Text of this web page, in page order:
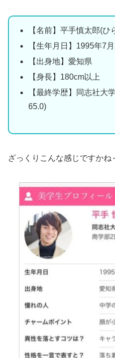
【名前】平手慎太郎(
【生年月日】1995年7
【出身地】愛知県
【身長】180cm以上
【最終学歴】同志社大
65.0)
ざっくりこんな感じですかね